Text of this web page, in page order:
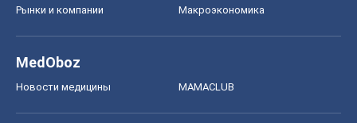
Рынки и компании Mакроэкономика
MedOboz
Новости медицины MAMACLUB